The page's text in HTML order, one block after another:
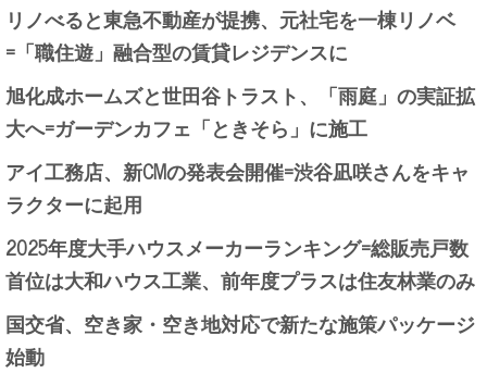
リノべると東急不動産が提携、元社宅を一棟リノベ
=「職住遊」融合型の賃貸レジデンスに
旭化成ホームズと世田谷トラスト、「雨庭」の実証拡
大へ=ガーデンカフェ「ときそら」に施工
アイ工務店、新CMの発表会開催=渋谷凪咲さんをキャ
ラクターに起用
2025年度大手ハウスメーカーランキング=総販売戸数
首位は大和ハウス工業、前年度プラスは住友林業のみ
国交省、空き家・空き地対応で新たな施策パッケージ
始動